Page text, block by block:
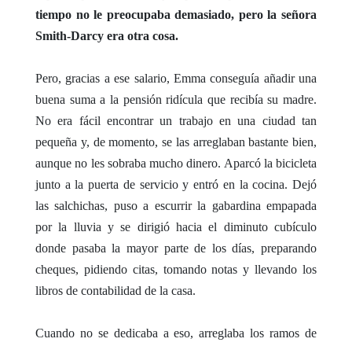
tiempo no le preocupaba demasiado, pero la señora
Smith-Darcy era otra cosa.
Pero, gracias a ese salario, Emma conseguía añadir una
buena suma a la pensión ridícula que recibía su madre.
No era fácil encontrar un trabajo en una ciudad tan
pequeña y, de momento, se las arreglaban bastante bien,
aunque no les sobraba mucho dinero. Aparcó la bicicleta
junto a la puerta de servicio y entró en la cocina. Dejó
las salchichas, puso a escurrir la gabardina empapada
por la lluvia y se dirigió hacia el diminuto cubículo
donde pasaba la mayor parte de los días, preparando
cheques, pidiendo citas, tomando notas y llevando los
libros de contabilidad de la casa.
Cuando no se dedicaba a eso, arreglaba los ramos de